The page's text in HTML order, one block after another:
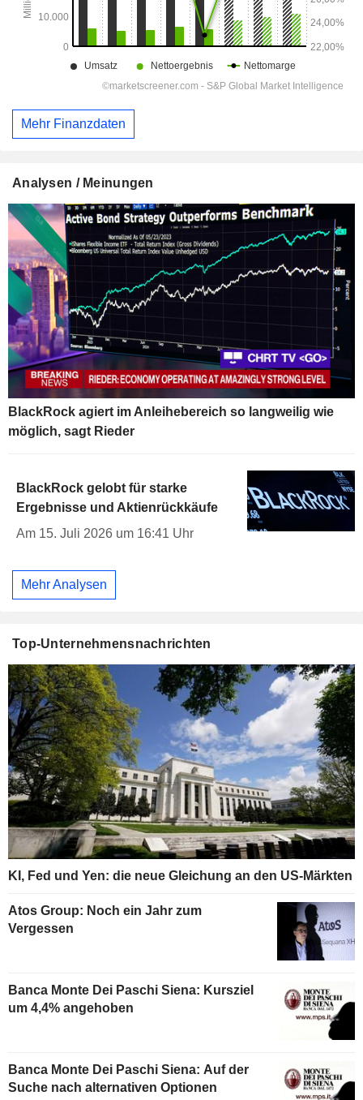
Mehr Finanzdaten
Analysen / Meinungen
BlackRock agiert im Anleihebereich so langweilig wie
möglich, sagt Rieder
BlackRock gelobt für starke
Ergebnisse und Aktienrückkäufe
Am 15. Juli 2026 um 16:41 Uhr
Mehr Analysen
Top-Unternehmensnachrichten
KI, Fed und Yen: die neue Gleichung an den US-Märkten
Atos Group: Noch ein Jahr zum
Vergessen
Banca Monte Dei Paschi Siena: Kursziel
um 4,4% angehoben
Banca Monte Dei Paschi Siena: Auf der
Suche nach alternativen Optionen